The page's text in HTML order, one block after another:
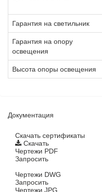
Гарантия на светильник
Гарантия на опору
освещения
Высота опоры освещения
Документация
Cкачать сертификаты
Скачать
Чертежи PDF
Запросить
Чертежи DWG
Запросить
Чертежи JPG